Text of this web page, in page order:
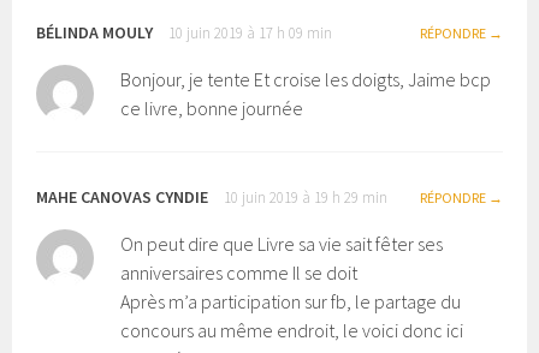
BÉLINDA MOULY 10 juin 2019 à 17 h 09 min RÉPONDRE
Bonjour, je tente Et croise les doigts, Jaime bcp
ce livre, bonne journée
MAHE CANOVAS CYNDIE 10 juin 2019 à 19 h 29 min RÉPONDRE
On peut dire que Livre sa vie sait fêter ses
anniversaires comme Il se doit
Après m’a participation sur fb, le partage du
concours au même endroit, le voici donc ici